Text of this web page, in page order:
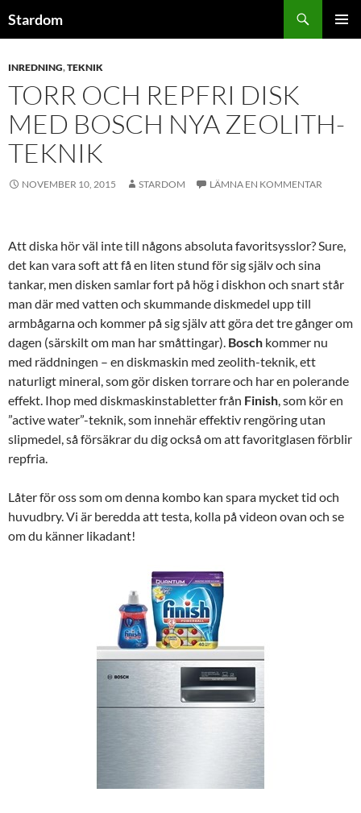
tillStardom
INREDNING,TEKNIK
TORR OCH REPFRI DISK
MED BOSCH NYA ZEOLITH-
TEKNIK
NOVEMBER 10, 2015 STARDOM LÄMNA EN KOMMENTAR
Att diska hör väl inte till någons absoluta favoritsysslor? Sure,
det kan vara soft att få en liten stund för sig själv och sina
tankar, men disken samlar fort på hög i diskhon och snart står
man där med vatten och skummande diskmedel upp till
armbågarna och kommer på sig själv att göra det tre gånger om
dagen (särskilt om man har småttingar). Bosch kommer nu
med räddningen – en diskmaskin med zeolith-teknik, ett
naturligt mineral, som gör disken torrare och har en polerande
effekt. Ihop med diskmaskinstabletter från Finish, som kör en
”active water”-teknik, som innehär effektiv rengöring utan
slipmedel, så försäkrar du dig också om att favoritglasen förblir
repfria.
Låter för oss som om denna kombo kan spara mycket tid och
huvudbry. Vi är beredda att testa, kolla på videon ovan och se
om du känner likadant!